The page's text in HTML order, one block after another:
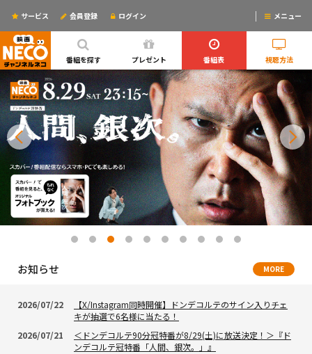
番組を探す プレゼント 番組表 視聴方法
サービス 会員登録 ログイン メニュー
ログインするとリマインドメールが使えるYO!
お知らせ MORE
2026/07/22
【X/Instagram同時開催】ドンデコルテのサイン入りチェ
キが抽選で6名様に当たる！
2026/07/21
＜ドンデコルテ90分冠特番が8/29(土)に放送決定！＞『ド
ンデコルテ冠特番「人間、銀次。」』